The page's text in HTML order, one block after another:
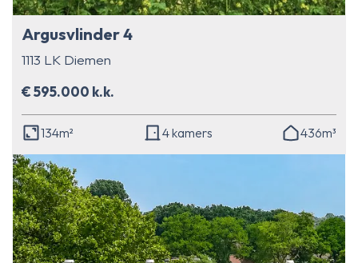
Argusvlinder 4
1113 LK Diemen
€ 595.000 k.k.
134m² 4 kamers 436m³